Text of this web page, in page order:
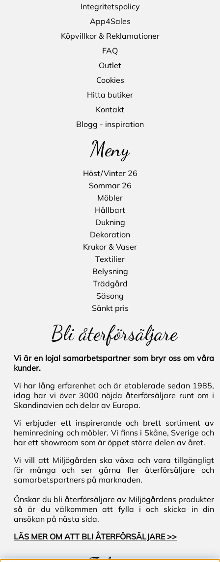
Integritetspolicy
App4Sales
Köpvillkor & Reklamationer
FAQ
Outlet
Cookies
Hitta butiker
Kontakt
Blogg - inspiration
Meny
Höst/Vinter 26
Sommar 26
Möbler
Hållbart
Dukning
Dekoration
Krukor & Vaser
Textilier
Belysning
Trädgård
Säsong
Sänkt pris
Bli återförsäljare
Vi är en lojal samarbetspartner som bryr oss om våra
kunder.
Vi har lång erfarenhet och är etablerade sedan 1985,
idag har vi över 3000 nöjda återförsäljare runt om i
Skandinavien och delar av Europa.
Vi erbjuder ett inspirerande och brett sortiment av
heminredning och möbler. Vi finns i Skåne, Sverige och
har ett showroom som är öppet större delen av året.
Vi vill att Miljögården ska växa och vara tillgängligt
för många och ser gärna fler återförsäljare och
samarbetspartners på marknaden.
Önskar du bli återförsäljare av Miljögårdens produkter
så är du välkommen att fylla i och skicka in din
ansökan på nästa sida.
LÄS MER OM ATT BLI ÅTERFÖRSÄLJARE >>